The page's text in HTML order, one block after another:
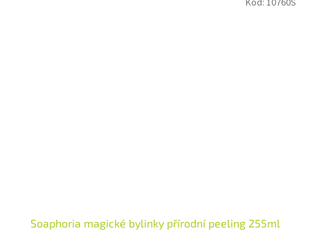
Soaphoria magické bylinky přírodní peeling 255ml
Kód: 10760S